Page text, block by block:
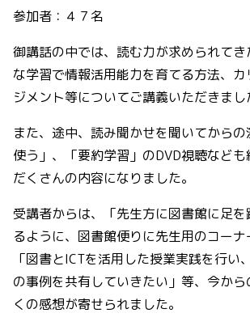
参加者：４７名
御講話の中では、読む力が求められて
な学習で情報活用能力を育てる方法、
ジメント等についてご講義いただきまし
また、途中、読み聞かせを聞いてから
使う」、「要約学習」のDVD視聴など
だくさんの内容になりました。
受講者からは、「先生方に図書館に足
るように、図書館便りに先生用のコーナ
「図書とICTを活用した授業実践を行い
の事例を共有していきたい」等、今か
くの感想が寄せられました。